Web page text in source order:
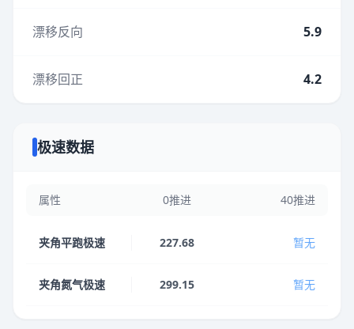
漂移反向 5.9
漂移回正 4.2
极速数据
属性 0推进 40推进
夹角平跑极速 227.68 暂无
夹角氮气极速 299.15 暂无